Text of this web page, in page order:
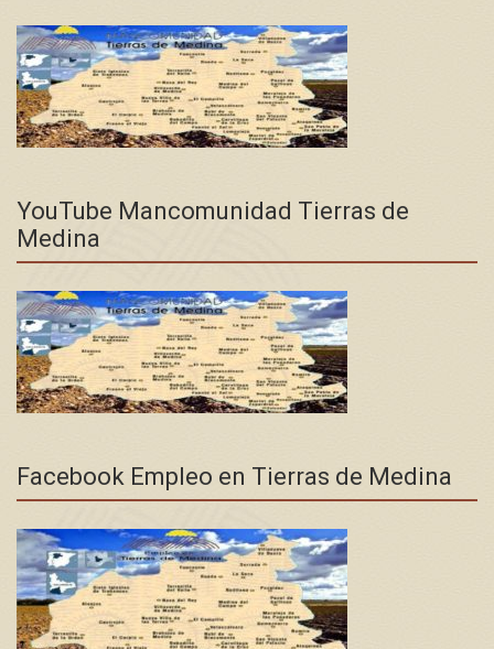
YouTube Mancomunidad Tierras de
Medina
Facebook Empleo en Tierras de Medina